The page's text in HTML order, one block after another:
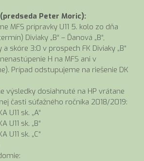
Peter Moric):
MFS prípravky U11 5. kolo zo dňa
Diviaky „B“ – Ďanová „B“,
skóre 3:0 v prospech FK Diviaky „B“
H na MFS ani v
Prípad odstupujeme na riešenie DK
výsledky dosiahnuté na HP vrátane
časti súťažného ročníka 2018/2019:
U11 sk. „A“
U11 sk. „B“
U11 sk. „C“